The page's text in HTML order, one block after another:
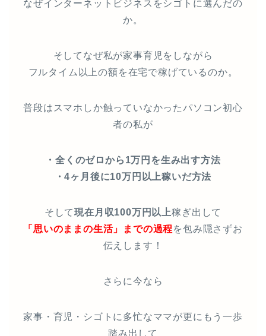
なぜインターネットビジネスをシゴトに選んだの
か。
そしてなぜ私が家事育児をしながら
フルタイム以上の額を在宅で稼げているのか。
普段はスマホしか触っていなかったパソコン初心
者の私が
・全くのゼロから1万円を生み出す方法
・4ヶ月後に10万円以上稼いだ方法
そして現在月収100万円以上稼ぎ出して
「思いのままの生活」までの過程を包み隠さずお
伝えします！
さらに今なら
家事・育児・シゴトに多忙なママが更にもう一歩
踏み出して